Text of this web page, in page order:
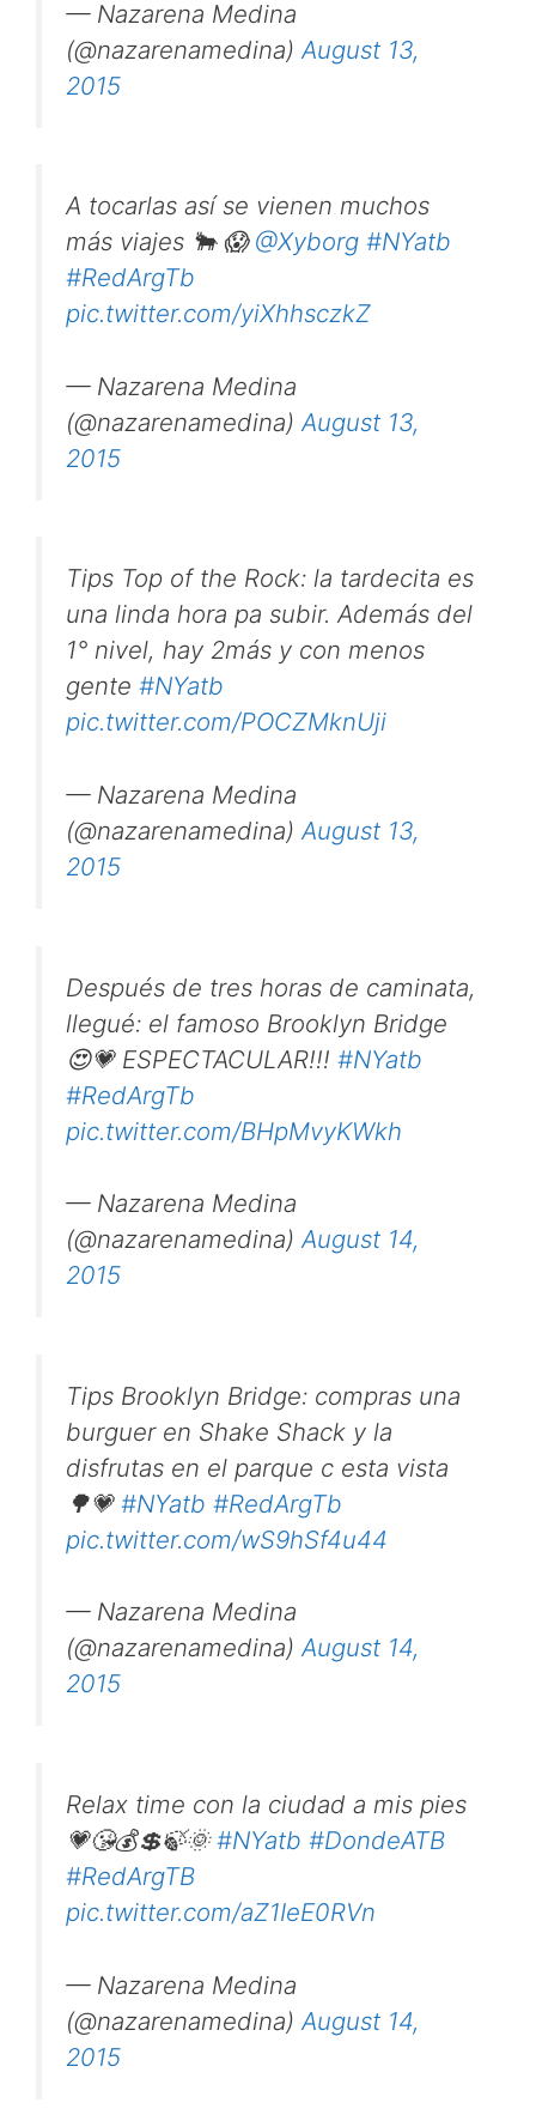
— Nazarena Medina
(@nazarenamedina) August 13,
2015
A tocarlas así se vienen muchos
más viajes 🐂 😱 @Xyborg #NYatb
#RedArgTb
pic.twitter.com/yiXhhsczkZ
— Nazarena Medina
(@nazarenamedina) August 13,
2015
Tips Top of the Rock: la tardecita es
una linda hora pa subir. Además del
1° nivel, hay 2más y con menos
gente #NYatb
pic.twitter.com/POCZMknUji
— Nazarena Medina
(@nazarenamedina) August 13,
2015
Después de tres horas de caminata,
llegué: el famoso Brooklyn Bridge
😍💗 ESPECTACULAR!!! #NYatb
#RedArgTb
pic.twitter.com/BHpMvyKWkh
— Nazarena Medina
(@nazarenamedina)August 14,
2015
Tips Brooklyn Bridge: compras una
burguer en Shake Shack y la
disfrutas en el parque c esta vista
🌳💗 #NYatb #RedArgTb
pic.twitter.com/wS9hSf4u44
— Nazarena Medina
(@nazarenamedina)August 14,
2015
Relax time con la ciudad a mis pies
💗😘💰💲🍃🌞#NYatb #DondeATB
#RedArgTB
pic.twitter.com/aZ1IeE0RVn
— Nazarena Medina
(@nazarenamedina) August 14,
2015